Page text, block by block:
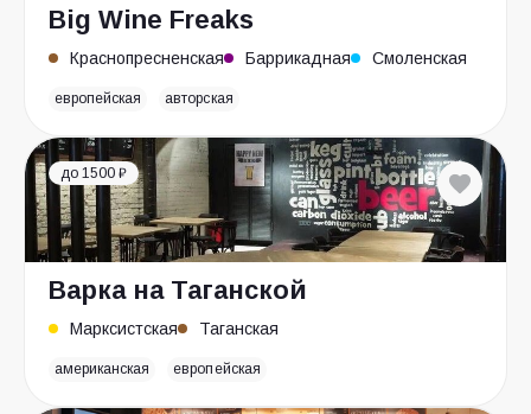
Big Wine Freaks
Краснопресненская Баррикадная Смоленская
европейская авторская
до 1500 ₽
Варка на Таганской
Марксистская Таганская
американская европейская